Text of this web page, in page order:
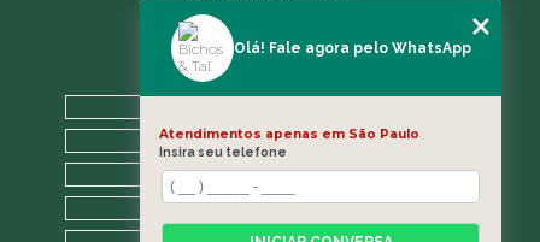
andreleecitti5@gmail.com
A CLÍNICA
BLOG
CONTATO
Olá! Fale agora pelo WhatsApp
Atendimentos apenas em São Paulo
Insira seu telefone